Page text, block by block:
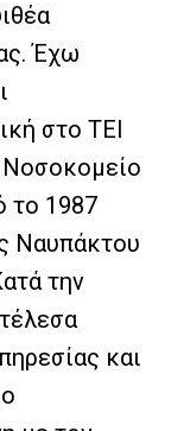
Έχω
στο ΤΕΙ
Νοσοκομείο
το 1987
Ναυπάκτου
την
και